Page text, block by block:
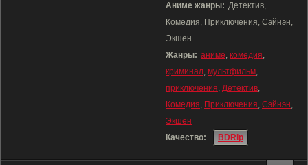
Аниме жанры: Детектив,
Комедия, Приключения, Сэйнэн,
Экшен
Жанры: аниме, комедия,
криминал, мультфильм,
приключения, Детектив,
Комедия, Приключения, Сэйнэн,
Экшен
Качество:
BDRip